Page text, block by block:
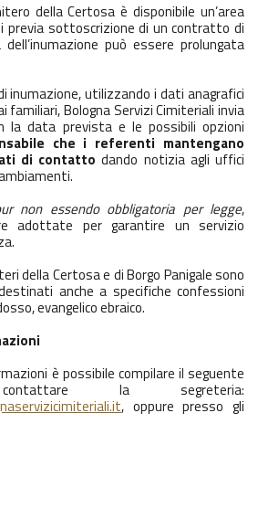
della Certosa è disponibile un’area
previa sottoscrizione di un contratto di
può essere prolungata
inumazione, utilizzando i dati anagrafici
Bologna Servizi Cimiteriali invia
la data prevista e le possibili opzioni
che i referenti mantengano
di contatto dando notizia agli uffici
non essendo obbligatoria per legge,
adottate per garantire un servizio
della Certosa e di Borgo Panigale sono
anche a specifiche confessioni
evangelico ebraico.
è possibile compilare il seguente
la segreteria:
, oppure presso gli